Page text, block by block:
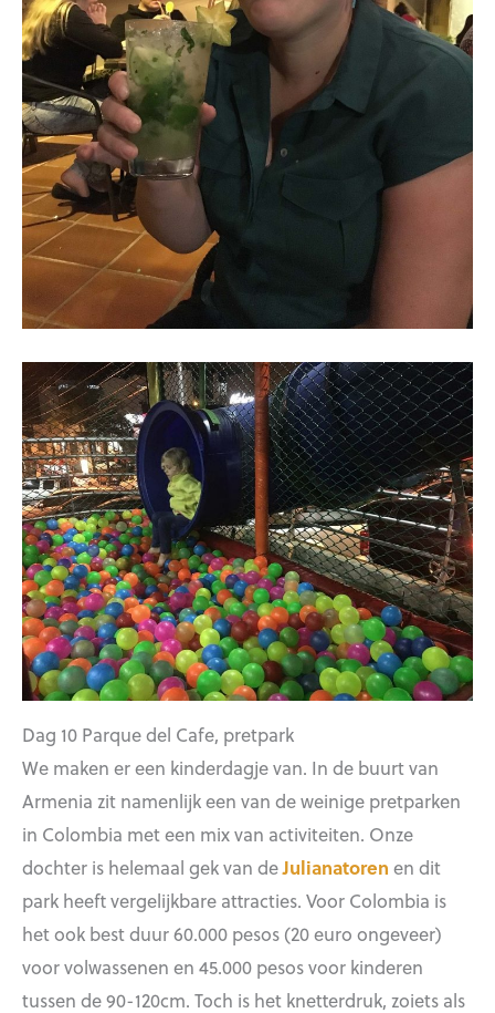
Dag 10 Parque del Cafe, pretpark
We maken er een kinderdagje van. In de buurt van
Armenia zit namenlijk een van de weinige pretparken
in Colombia met een mix van activiteiten. Onze
dochter is helemaal gek van deJulianatoren en dit
park heeft vergelijkbare attracties. Voor Colombia is
het ook best duur 60.000 pesos (20 euro ongeveer)
voor volwassenen en 45.000 pesos voor kinderen
tussen de 90-120cm. Toch is het knetterdruk, zoiets als